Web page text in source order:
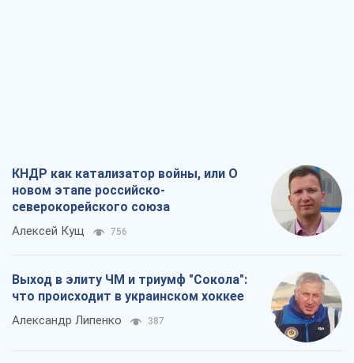
КНДР как катализатор войны, или О
новом этапе российско-
северокорейского союза
Алексей Кущ 756
Выход в элиту ЧМ и триумф "Сокола":
что происходит в украинском хоккее
Александр Липенко 387